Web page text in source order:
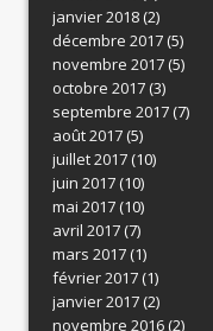
janvier 2018(2)
décembre 2017(5)
novembre 2017(5)
octobre 2017(3)
septembre 2017(7)
août 2017(5)
juillet 2017(10)
juin 2017(10)
mai 2017(10)
avril 2017(7)
mars 2017(1)
février 2017(1)
janvier 2017(2)
novembre 2016(2)